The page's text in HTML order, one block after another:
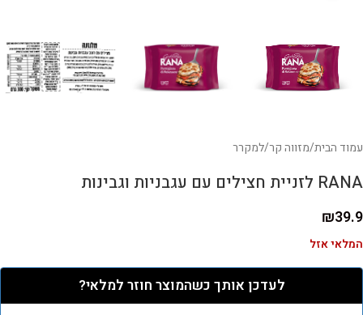
עמוד הבית/מזווה קר/למקרר
RANA לזניית חצילים עם עגבניות וגבינות
₪39.9
המלאי אזל
לעדכן אותך כשהמוצר חוזר למלאי?